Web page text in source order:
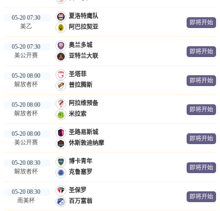
05-20 07:30
美乙
夏洛特鹰队
阿巴拉契亚
即将开始
05-20 07:30
美公开赛
奥兰多城
亚特兰大联
即将开始
05-20 08:00
解放者杯
圣塔菲
普拉腾斯
即将开始
05-20 08:00
解放者杯
阿拉维预备
米拉索
即将开始
05-20 08:00
美公开赛
圣路易斯城
休斯敦迪纳摩
即将开始
05-20 08:30
解放者杯
博卡青年
克鲁塞罗
即将开始
05-20 08:30
南美杯
圣保罗
百万富翁
即将开始